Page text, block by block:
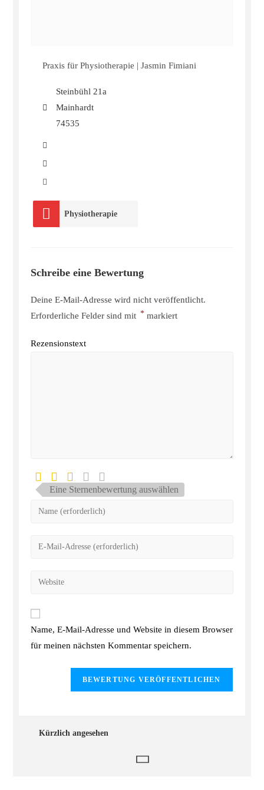
Praxis für Physiotherapie | Jasmin Fimiani
Steinbühl 21a
Mainhardt
74535
Physiotherapie
Schreibe eine Bewertung
Deine E-Mail-Adresse wird nicht veröffentlicht.
Erforderliche Felder sind mit * markiert
Rezensionstext
Eine Sternenbewertung auswählen
Name, E-Mail-Adresse und Website in diesem Browser
für meinen nächsten Kommentar speichern.
Kürzlich angesehen